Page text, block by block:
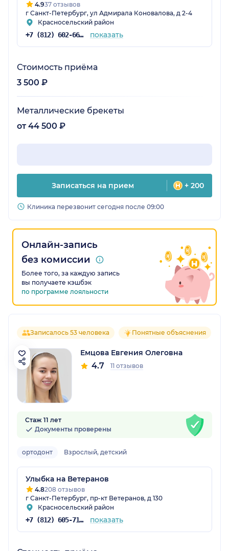
4.937 отзывов
г Санкт-Петербург, ул Адмирала Коновалова, д 2-4
Красносельский район
+7 (812) 602-66-03 показать
Стоимость приёма
3 500 ₽
Металлические брекеты
от 44 500 ₽
Записаться на прием + 200
Клиника перезвонит сегодня после 09:00
Онлайн-запись
без комиссии
Более того, за каждую запись
вы получаете кэшбэк
по программе лояльности
Записалось 53 человека Понятные объяснения
Емцова Евгения Олеговна
4.7 11 отзывов
Стаж 11 лет
Документы проверены
ортодонт Взрослый, детский
Улыбка на Ветеранов
4.8208 отзывов
г Санкт-Петербург, пр-кт Ветеранов, д 130
Красносельский район
+7 (812) 605-71-29 показать